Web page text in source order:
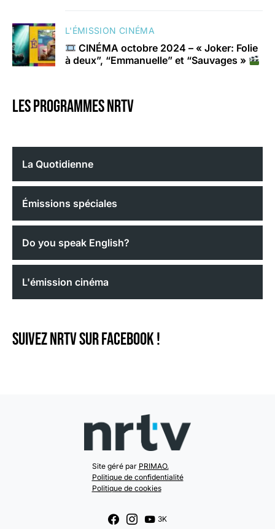
L'ÉMISSION CINÉMA
CINÉMA octobre 2024 – « Joker: Folie
à deux”, “Emmanuelle” et “Sauvages »
Les programmes nrtv
La Quotidienne
Émissions spéciales
Do you speak English?
L'émission cinéma
Suivez NRTV sur Facebook !
Site géré par PRIMAO.
Politique de confidentialité
Politique de cookies
3K